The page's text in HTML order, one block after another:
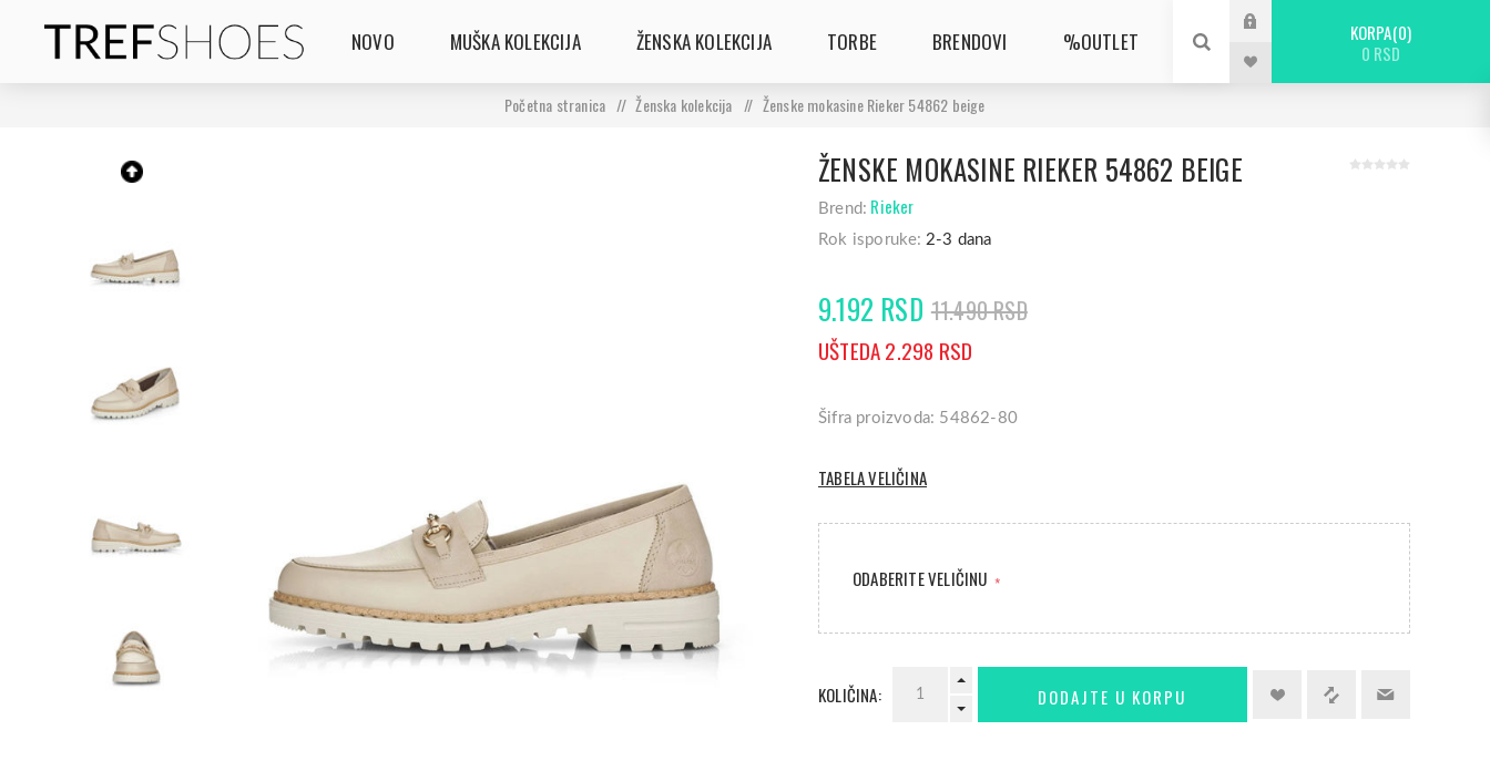
NOVO MUŠKA KOLEKCIJA ŽENSKA KOLEKCIJA TORBE BRENDOVI %OUTLET KORPA 0
0 RSD
Početna stranica / Ženska kolekcija / Ženske mokasine Rieker 54862 beige
ŽENSKE MOKASINE RIEKER 54862 BEIGE
Brend: Rieker
Rok isporuke: 2-3 dana
9.192 RSD 11.490 RSD
UŠTEDA 2.298 RSD
Šifra proizvoda: 54862-80
TABELA VELIČINA
ODABERITE VELIČINU *
KOLIČINA: